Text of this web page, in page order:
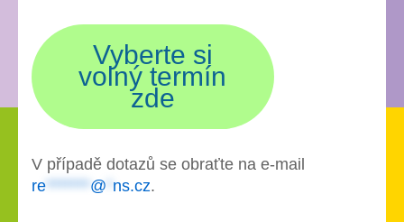
Vyberte si
volný termín
zde
V případě dotazů se obraťte na e-mail
re*******@ ns.cz.